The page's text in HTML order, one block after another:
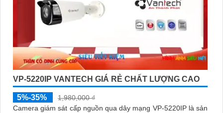
VP-5220IP VANTECH GIÁ RẺ CHẤT LƯỢNG CAO
5%-35%
1,980,000 ₫
Camera giám sát cấp nguồn qua dây mạng VP-5220IP là sản